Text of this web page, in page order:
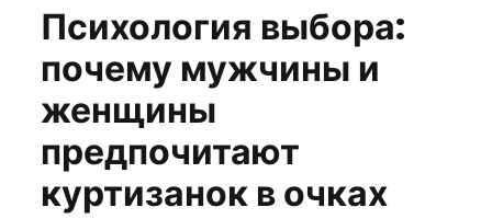
Психология выбора:
почему мужчины и
женщины
предпочитают
куртизанок в очках